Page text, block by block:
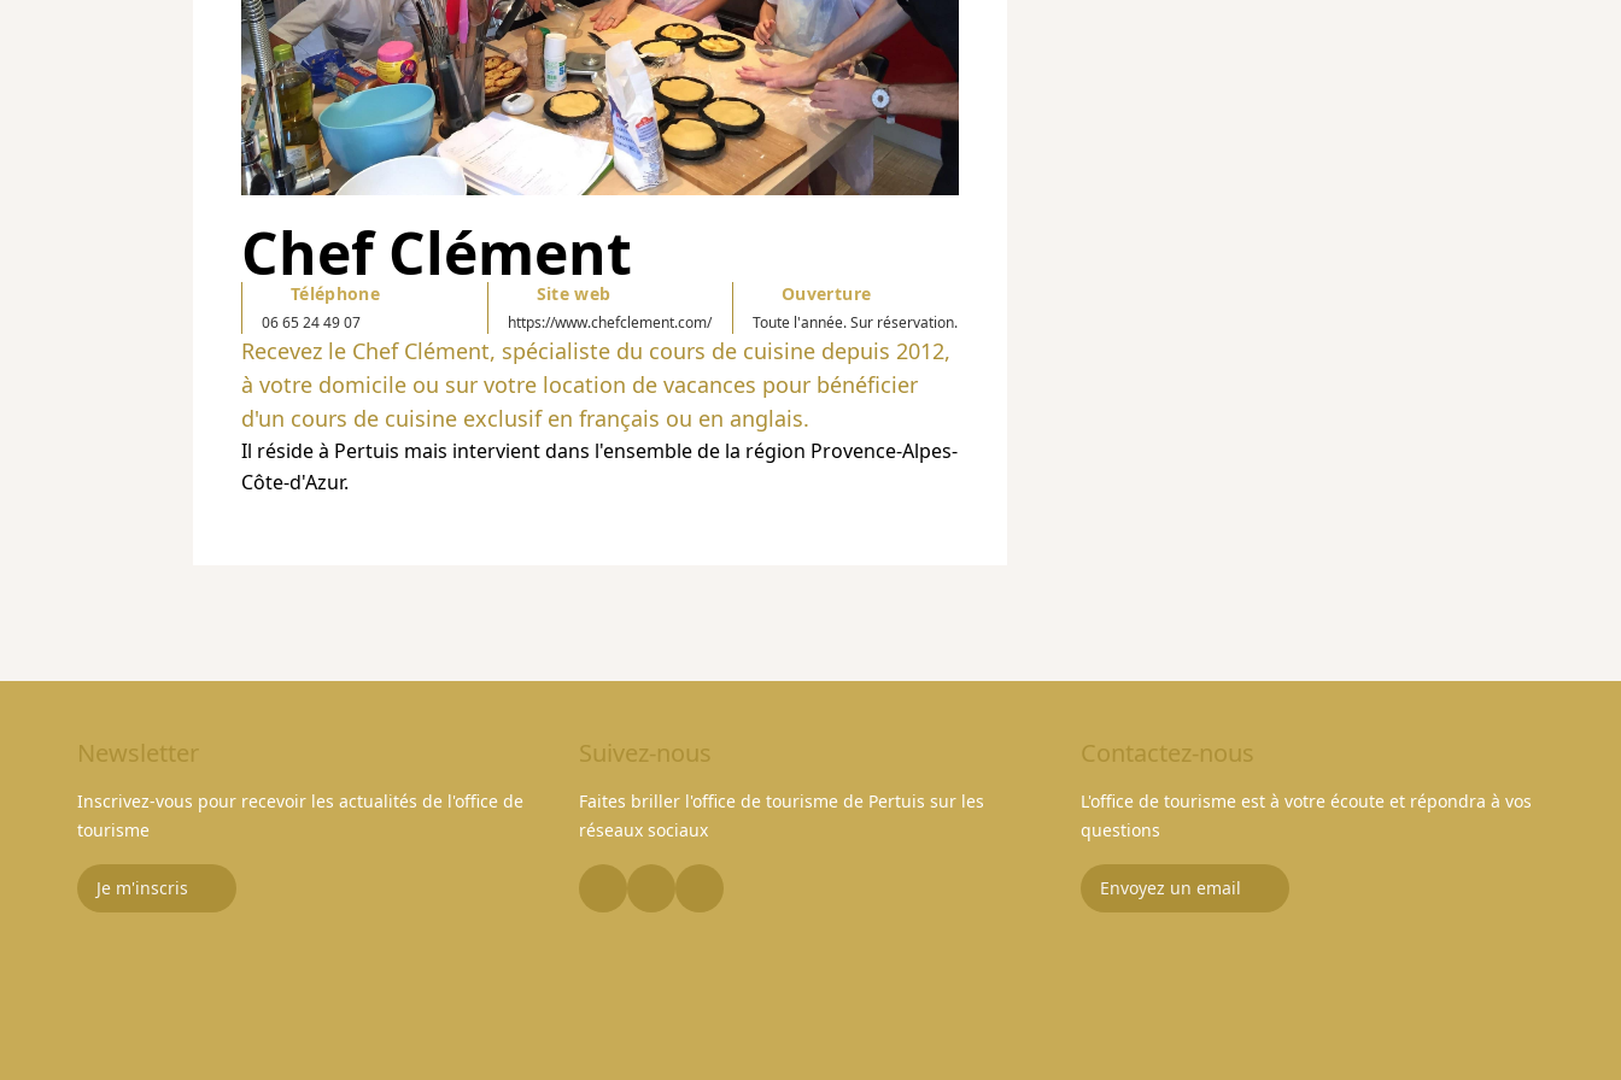
Chef Clément
Téléphone
06 65 24 49 07
Site web
https://www.chefclement.com/
Ouverture
Toute l'année. Sur réservation.
Recevez le Chef Clément, spécialiste du cours de cuisine depuis 2012,
à votre domicile ou sur votre location de vacances pour bénéficier
d'un cours de cuisine exclusif en français ou en anglais.
Il réside à Pertuis mais intervient dans l'ensemble de la région Provence-Alpes-
Newsletter
Inscrivez-vous pour recevoir les actualités de l'office de
tourisme
Je m'inscris
Suivez-nous
Faites briller l'office de tourisme de Pertuis sur les
réseaux sociaux
Contactez-nous
L'office de tourisme est à votre écoute et répondra à vos
questions
Envoyez un email